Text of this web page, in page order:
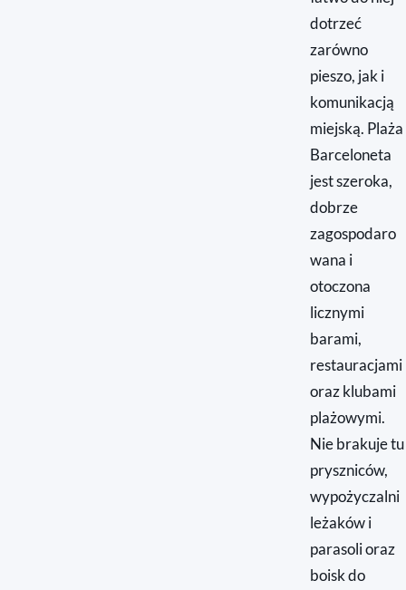
dotrzeć
zarówno
pieszo, jak i
komunikacją
miejską. Plaża
Barceloneta
jest szeroka,
dobrze
zagospodaro
wana i
otoczona
licznymi
barami,
restauracjami
oraz klubami
plażowymi.
Nie brakuje tu
pryszniców,
wypożyczalni
leżaków i
parasoli oraz
boisk do